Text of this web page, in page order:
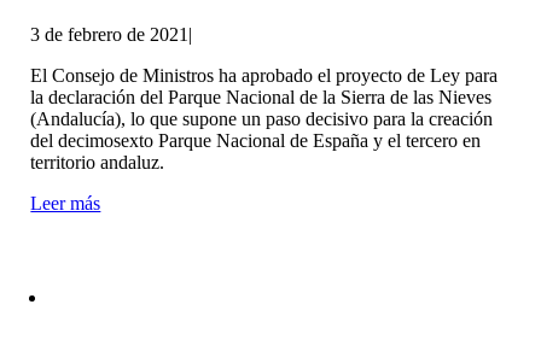
3 de febrero de 2021 |
El Consejo de Ministros ha aprobado el proyecto de Ley para
la declaración del Parque Nacional de la Sierra de las Nieves
(Andalucía), lo que supone un paso decisivo para la creación
del decimosexto Parque Nacional de España y el tercero en
territorio andaluz.
Leer más